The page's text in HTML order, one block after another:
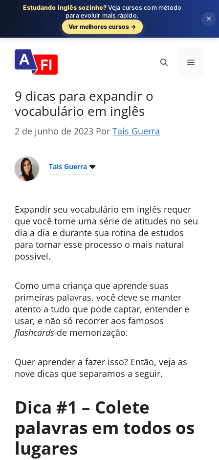
para
conteúdo
Menu
9 dicas para expandir o
vocabulário em inglês
2 de junho de 2023 Por Taís Guerra
Taís Guerra
Expandir seu vocabulário em inglês requer
que você tome uma série de atitudes no seu
dia a dia e durante sua rotina de estudos
para tornar esse processo o mais natural
possível.
Como uma criança que aprende suas
primeiras palavras, você deve se manter
atento a tudo que pode captar, entender e
usar, e não só recorrer aos famosos
flashcards de memorização.
Quer aprender a fazer isso? Então, veja as
nove dicas que separamos a seguir.
Dica #1 – Colete
palavras em todos os
lugares
Estudando inglês sozinho? Veja cursos com método
para evoluir mais rápido.
Ver melhores cursos →
×